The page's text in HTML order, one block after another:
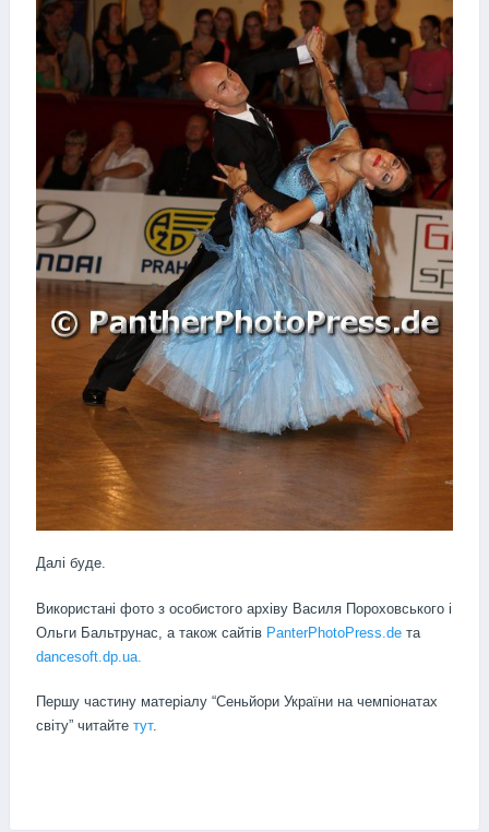
Далі буде.
Використані фото з особистого архіву Василя Пороховського і
Ольги Бальтрунас, а також сайтів PanterPhotoPress.de та
dancesoft.dp.ua.
Першу частину матеріалу “Сеньйори України на чемпіонатах
світу” читайте тут.